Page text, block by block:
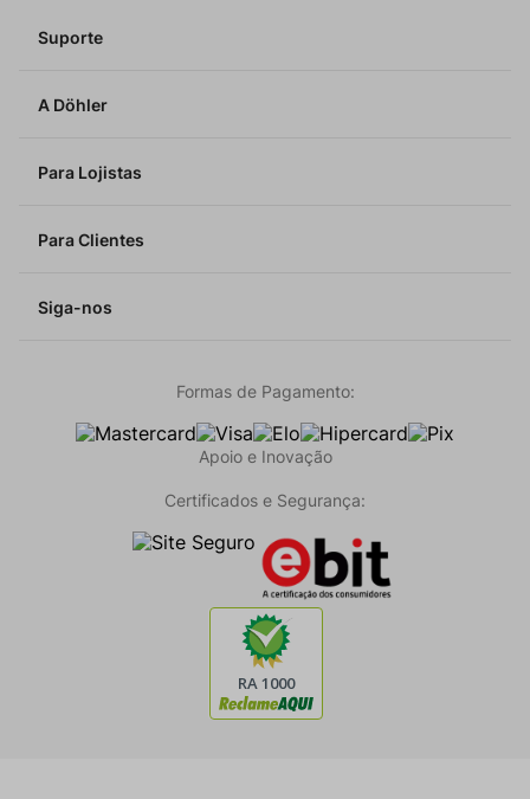
Suporte
A Döhler
Para Lojistas
Para Clientes
Siga-nos
Formas de Pagamento:
Apoio e Inovação
Certificados e Segurança: